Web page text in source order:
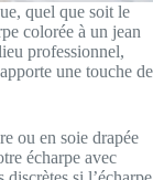
quel que soit le
colorée à un jean
professionnel,
une touche de
ou en soie drapée
écharpe avec